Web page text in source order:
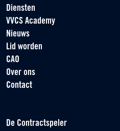
Diensten
VVCS Academy
Nieuws
Lid worden
CAO
Over ons
Contact
De Contractspeler